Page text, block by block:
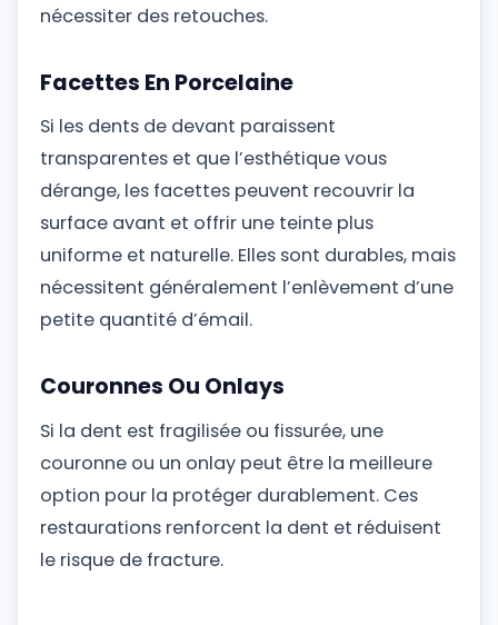
nécessiter des retouches.
Facettes En Porcelaine
Si les dents de devant paraissent
transparentes et que l’esthétique vous
dérange, les facettes peuvent recouvrir la
surface avant et offrir une teinte plus
uniforme et naturelle. Elles sont durables, mais
nécessitent généralement l’enlèvement d’une
petite quantité d’émail.
Couronnes Ou Onlays
Si la dent est fragilisée ou fissurée, une
couronne ou un onlay peut être la meilleure
option pour la protéger durablement. Ces
restaurations renforcent la dent et réduisent
le risque de fracture.